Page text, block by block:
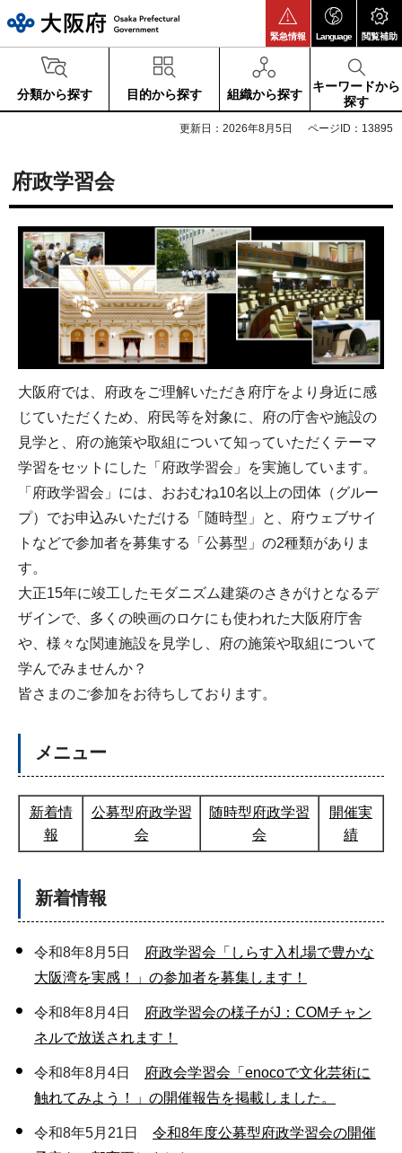
緊急情報 Language 閲覧補助
分類から探す 目的から探す 組織から探す
キーワードから
探す
更新日：2026年8月5日 ページID：13895
府政学習会
大阪府では、府政をご理解いただき府庁をより身近に感
じていただくため、府民等を対象に、府の庁舎や施設の
見学と、府の施策や取組について知っていただくテーマ
学習をセットにした「府政学習会」を実施しています。
「府政学習会」には、おおむね10名以上の団体（グルー
プ）でお申込みいただける「随時型」と、府ウェブサイ
トなどで参加者を募集する「公募型」の2種類がありま
す。
大正15年に竣工したモダニズム建築のさきがけとなるデ
ザインで、多くの映画のロケにも使われた大阪府庁舎
や、様々な関連施設を見学し、府の施策や取組について
学んでみませんか？
皆さまのご参加をお待ちしております。
メニュー
新着情
報
公募型府政学習
会
随時型府政学習
会
開催実
績
新着情報
令和8年8月5日 府政学習会「しらす入札場で豊かな
大阪湾を実感！」の参加者を募集します！
令和8年8月4日 府政学習会の様子がJ：COMチャン
ネルで放送されます！
令和8年8月4日 府政会学習会「enocoで文化芸術に
触れてみよう！」の開催報告を掲載しました。
令和8年5月21日 令和8年度公募型府政学習会の開催